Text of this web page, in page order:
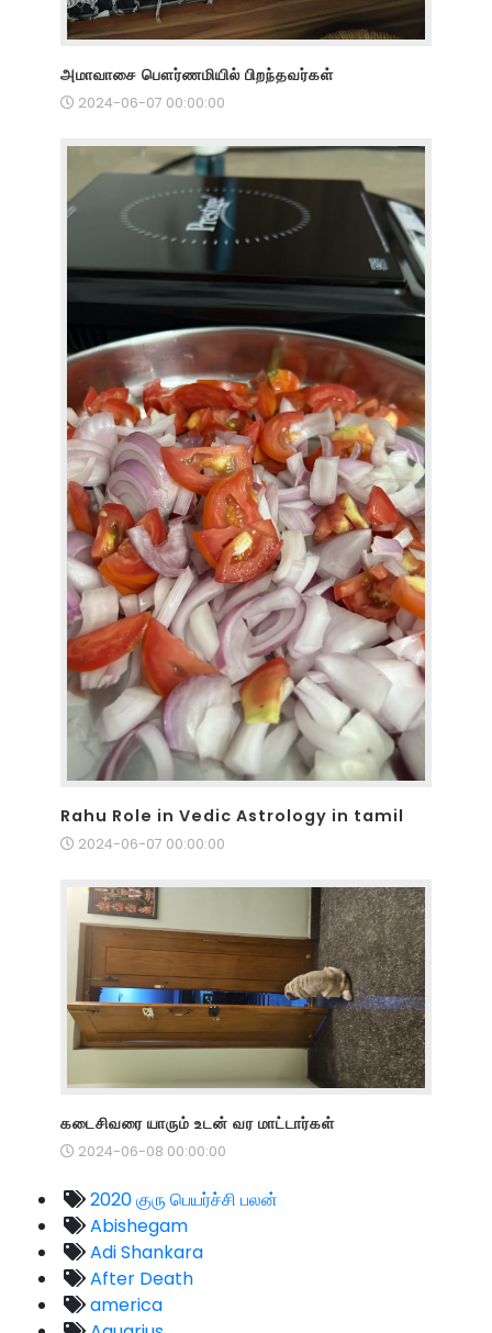
அமாவாசை பௌர்ணமியில் பிறந்தவர்கள்
2024-06-07 00:00:00
Rahu Role in Vedic Astrology in tamil
2024-06-07 00:00:00
கடைசிவரை யாரும் உடன் வர மாட்டார்கள்
2024-06-08 00:00:00
2020 குரு பெயர்ச்சி பலன்
Abishegam
Adi Shankara
After Death
america